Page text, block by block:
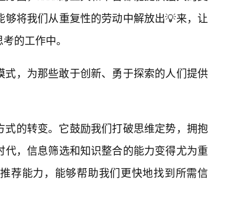
将我们从重复性的劳动中解放出💡来，让
的工作中。
，为那些敢于创新、勇于探索的人们提供
的转变。它鼓励我们打破思维定势，拥抱
，信息筛选和知识整合的能力变得尤为重
荐能力，能够帮助我们更快地找到所需信